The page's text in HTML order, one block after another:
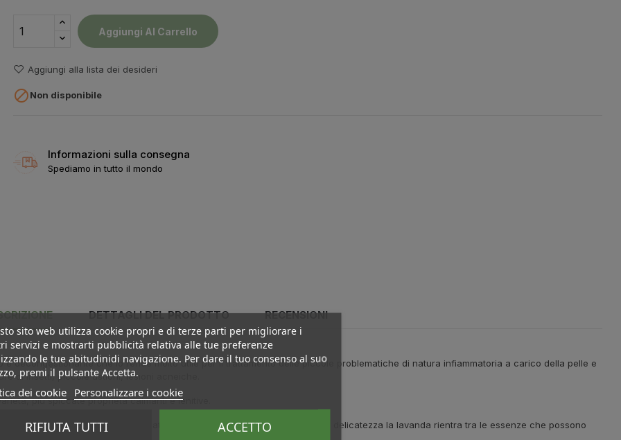
Aggiungi Al Carrello
Aggiungi alla lista dei desideri
Non disponibile
Informazioni sulla consegna
Spediamo in tutto il mondo
DETTAGLI DEL PRODOTTO RECENSIONI
decongestionante che lo rende molto utile per il trattamento delle piccole problematiche di natura infiammatoria a carico della pelle e
di insetti, piccole ustioni, lesioni acneiche.
più spiccate proprietà calmanti e lenitive.
essenziale di qualità più pregiata e più finemente profumato.Per la sua delicatezza la lavanda rientra tra le essenze che possono
sito web utilizza cookie propri e di terze parti per migliorare i
servizi e mostrarti pubblicità relativa alle tue preferenze
le tue abitudinidi navigazione. Per dare il tuo consenso al suo
premi il pulsante Accetta.
dei cookie Personalizzare i cookie
RIFIUTA TUTTI ACCETTO